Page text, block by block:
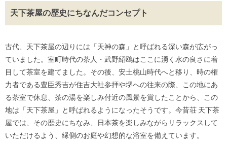
天下茶屋の歴史にちなんだコンセプト
古代、天下茶屋の辺りには「天神の森」と呼ばれる深い森が広がっ
ていました。室町時代の茶人・武野紹鴎はここに湧く水の良さに着
目して茶室を建てました。その後、安土桃山時代へと移り、時の権
力者である豊臣秀吉が住吉大社参拝や堺への往来の際、この地にあ
る茶室で休息、茶の湯を楽しみ付近の風景を賞したことから、この
地は「天下茶屋」と呼ばれるようになったそうです。今昔荘 天下茶
屋では、その歴史にちなみ、日本茶を楽しみながらリラックスして
いただけるよう、縁側のお庭や幻想的な浴室を備えています。